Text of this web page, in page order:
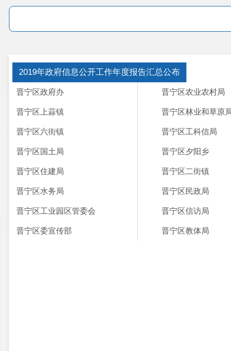
2019年政府信息公开工作年度报告汇总公布
晋宁区政府办 晋宁区农业农村局
晋宁区上蒜镇 晋宁区林业和草原
晋宁区六街镇 晋宁区工科信局
晋宁区国土局 晋宁区夕阳乡
晋宁区住建局 晋宁区二街镇
晋宁区水务局 晋宁区民政局
晋宁区工业园区管委会 晋宁区信访局
晋宁区委宣传部 晋宁区教体局